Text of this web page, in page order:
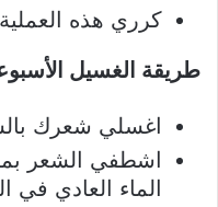
كرري هذه العملية
طريقة الغسيل
اغسلي شعرك
اشطفي الشعر
الماء العادي في